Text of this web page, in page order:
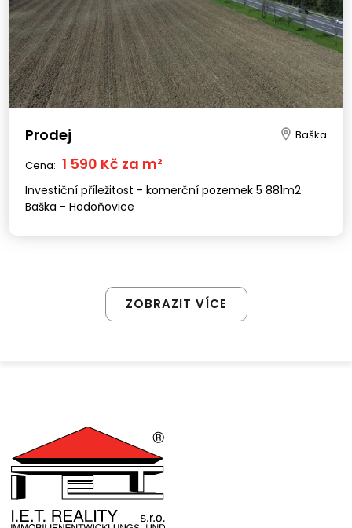
Prodej Baška
Cena: 1 590 Kč za m²
Investiční příležitost - komerční pozemek 5 881m2
Baška - Hodoňovice
ZOBRAZIT VÍCE